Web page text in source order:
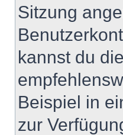
Sitzung
kannst du
Beispiel in
zur